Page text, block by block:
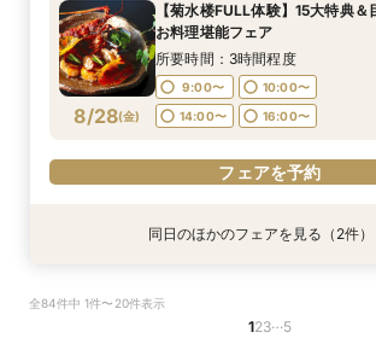
8/27(木 )
9:00〜
10:00〜
14:00〜
16:00〜
フェアを予約
8/27(木 )
9:00〜
10:00〜
14:00〜
16:00〜
フェアを予約
8/28(金)
【菊水楼FULL体験】15大特典
お料理堪能フェア
所要時間：3時間程度
9:00〜
10:00〜
14:00〜
16:00〜
フェアを予約
ご案内フェア
方＆遠方の方向け
同日のほかのフェアを見る（2件）
全84件中 1件〜20件表示
123…5